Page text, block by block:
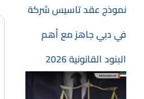
نموذج عقد تاسيس شركة
في دبي جاهز مع أهم
البنود القانونية 2026